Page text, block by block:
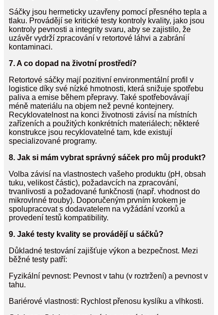
Sáčky jsou hermeticky uzavřeny pomocí přesného tepla a
tlaku. Provádějí se kritické testy kontroly kvality, jako jsou
kontroly pevnosti a integrity svaru, aby se zajistilo, že
uzávěr vydrží zpracování v retortové láhvi a zabrání
kontaminaci.
7. A co dopad na životní prostředí?
Retortové sáčky mají pozitivní environmentální profil v
logistice díky své nízké hmotnosti, která snižuje spotřebu
paliva a emise během přepravy. Také spotřebovávají
méně materiálu na objem než pevné kontejnery.
Recyklovatelnost na konci životnosti závisí na místních
zařízeních a použitých konkrétních materiálech; některé
konstrukce jsou recyklovatelné tam, kde existují
specializované programy.
8. Jak si mám vybrat správný sáček pro můj produkt?
Volba závisí na vlastnostech vašeho produktu (pH, obsah
tuku, velikost částic), požadavcích na zpracování,
trvanlivosti a požadované funkčnosti (např. vhodnost do
mikrovlnné trouby). Doporučeným prvním krokem je
spolupracovat s dodavatelem na vyžádání vzorků a
provedení testů kompatibility.
9. Jaké testy kvality se provádějí u sáčků?
Důkladné testování zajišťuje výkon a bezpečnost. Mezi
běžné testy patří:
Fyzikální pevnost: Pevnost v tahu (v roztržení) a pevnost v
tahu.
Bariérové ​​vlastnosti: Rychlost přenosu kyslíku a vlhkosti.